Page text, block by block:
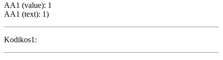
AA1 (value): 1
AA1 (text): 1)
Kodikos1: